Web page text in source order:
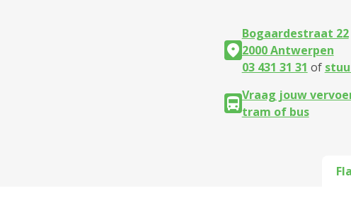
Bogaardestraat 22
2000 Antwerpen
03 431 31 31 of
Vraag jouw
tram of bus